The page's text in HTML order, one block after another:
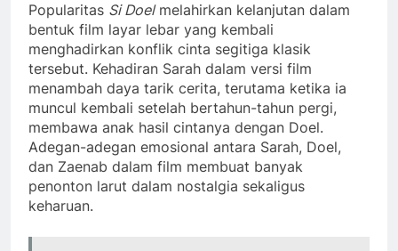
Popularitas Si Doelmelahirkan kelanjutan dalam
bentuk film layar lebar yang kembali
menghadirkan konflik cinta segitiga klasik
tersebut. Kehadiran Sarah dalam versi film
menambah daya tarik cerita, terutama ketika ia
muncul kembali setelah bertahun-tahun pergi,
membawa anak hasil cintanya dengan Doel.
Adegan-adegan emosional antara Sarah, Doel,
dan Zaenab dalam film membuat banyak
penonton larut dalam nostalgia sekaligus
keharuan.